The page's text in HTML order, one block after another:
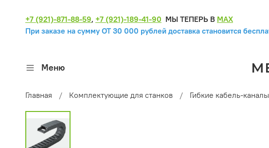
+7 (921)-871-88-59, +7 (921)-189-41-90 МЫ ТЕПЕРЬ В MAX
При заказе на сумму ОТ 30 000 рублей доставка становится
Меню
Главная Комплектующие для станков Гибкие кабель-каналы